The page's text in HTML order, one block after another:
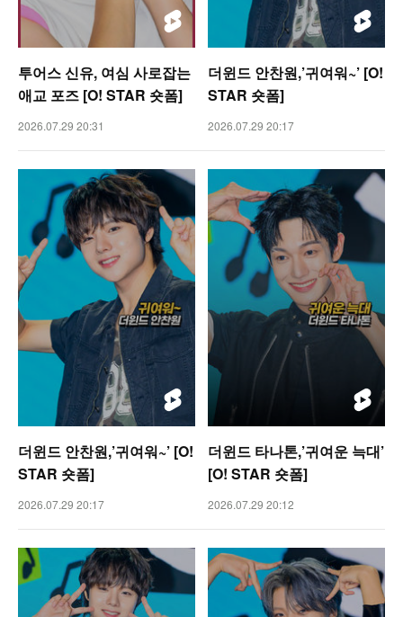
투어스 신유, 여심 사로잡는
애교 포즈 [O! STAR 숏폼]
2026.07.29 20:31
더윈드 안찬원,’귀여워~’ [O!
STAR 숏폼]
2026.07.29 20:17
더윈드 안찬원,’귀여워~’ [O!
STAR 숏폼]
2026.07.29 20:17
더윈드 타나톤,’귀여운 늑대’
[O! STAR 숏폼]
2026.07.29 20:12